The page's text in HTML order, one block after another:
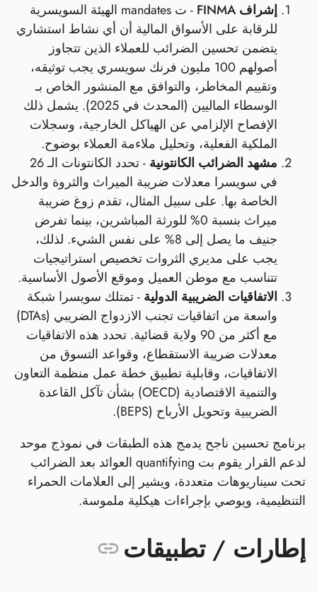
إشراف FINMA
- ت mandates الهيئة السويسرية
للرقابة على الأسواق المالية أن أي نشاط استشاري
يتضمن تحسين الضرائب للعملاء الذين تتجاوز
أصولهم 100 مليون فرنك سويسري يجب توثيقه،
وتقييم المخاطر، والتوافق مع المنشور الخاص بـ
الوسطاء الماليين (المحدث في 2025). يشمل ذلك
الإفصاح الإلزامي عن الهياكل الخارجية، وسجلات
الملكية الفعلية، وتحليل ملاءمة العملاء بوضوح.
مشهد الضرائب الكانتونية
- تحدد الكانتونات الـ 26
في سويسرا معدلات ضريبة الميراث والثروة والدخل
الخاصة بها. على سبيل المثال، تقدم زوغ ضريبة
ميراث بنسبة 0% للورثة المباشرين، بينما تفرض
جنيف ما يصل إلى 8% على نفس الشيء. لذلك،
يجب على مديري الثروات تخصيص استراتيجيات
تتناسب مع موطن العميل وموقع الأصول الأساسية.
الاتفاقيات الضريبية الدولية - تمتلك سويسرا شبكة
واسعة من اتفاقيات تجنب الازدواج الضريبي (DTAs)
مع أكثر من 90 ولاية قضائية. تحدد هذه الاتفاقيات
معدلات ضريبة الاستقطاع، وقواعد التسوق من
الاتفاقيات، وقابلية تطبيق خطة عمل منظمة التعاون
والتنمية الاقتصادية (OECD) بشأن تآكل القاعدة
الضريبية وتحويل الأرباح (BEPS).
برنامج تحسين ناجح يدمج هذه الطبقات في نموذج موحد
لدعم القرار يقوم بت quantifying العوائد بعد الضرائب
تحت سيناريوهات متعددة، ويشير إلى العلامات الحمراء
التنظيمية، ويوصي بإجراءات هيكلية ملموسة.
إطارات / تطبيقات